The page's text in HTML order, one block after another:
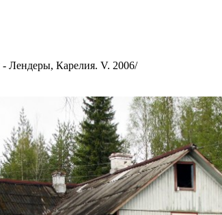
- Лендеры, Карелия. V. 2006/